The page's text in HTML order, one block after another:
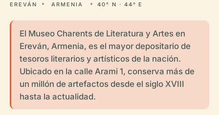
EREVÁN ARMENIA 40° N · 44° E
El Museo Charents de Literatura y Artes en
Ereván, Armenia, es el mayor depositario de
tesoros literarios y artísticos de la nación.
Ubicado en la calle Arami 1, conserva más de
un millón de artefactos desde el siglo XVIII
hasta la actualidad.